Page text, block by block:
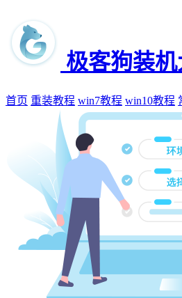
极客狗装
首页 重装教程 win7教程 win10教程